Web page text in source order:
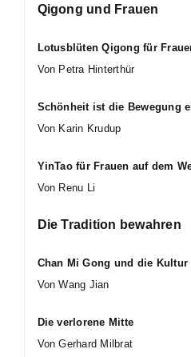
Qigong und Frauen
Lotusblüten Qigong für
Von Petra Hinterthür
Schönheit ist die Bewegung
Von Karin Krudup
YinTao für Frauen auf dem
Von Renu Li
Die Tradition bewahren
Chan Mi Gong und die Kultur
Von Wang Jian
Die verlorene Mitte
Von Gerhard Milbrat